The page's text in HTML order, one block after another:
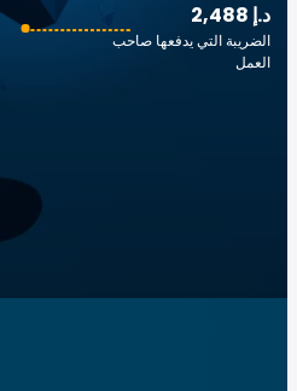
2,488 د.إ
الضريبة التي يدفعها صاحب
العمل